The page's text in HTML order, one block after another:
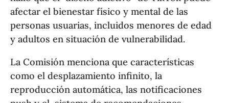
afectar el bienestar físico y mental de las
personas usuarias, incluidos menores de edad
y adultos en situación de vulnerabilidad.
La Comisión menciona que características
como el desplazamiento infinito, la
reproducción automática, las notificaciones